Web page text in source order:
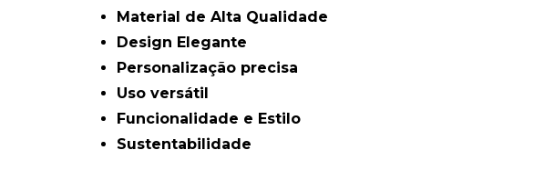
Material de Alta Qualidade
Design Elegante
Personalização precisa
Uso versátil
Funcionalidade e Estilo
Sustentabilidade